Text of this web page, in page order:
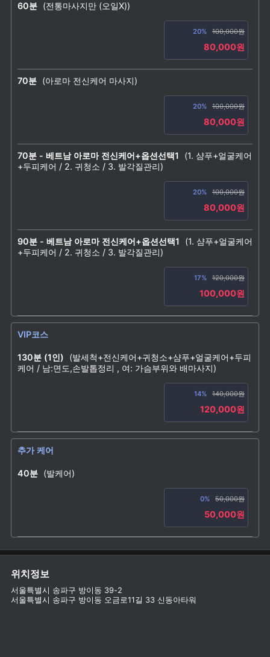
60분 (전통마사지만 (오일X))
20% 100,000원
80,000원
70분 (아로마 전신케어 마사지)
20% 100,000원
80,000원
70분 - 베트남 아로마 전신케어+옵션선택1
(1. 샴푸+얼굴케어
+두피케어 / 2. 귀청소 / 3. 발각질관리)
20% 100,000원
80,000원
90분 - 베트남 아로마 전신케어+옵션선택1
(1. 샴푸+얼굴케어
+두피케어 / 2. 귀청소 / 3. 발각질관리)
17% 120,000원
100,000원
VIP코스
130분 (1인)
(발세척+전신케어+귀청소+샴푸+얼굴케어+두피
케어 / 남:면도,손발톱정리 , 여: 가슴부위와 배마사지)
14% 140,000원
120,000원
추가 케어
40분 (발케어)
0% 50,000원
50,000원
위치정보
서울특별시 송파구 방이동 39-2
서울특별시 송파구 방이동 오금로11길 33 신동아타워